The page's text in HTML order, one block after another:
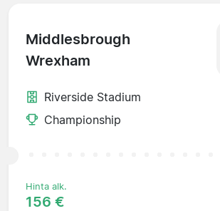
Middlesbrough
Wrexham
Riverside Stadium
Championship
Hinta alk.
156 €